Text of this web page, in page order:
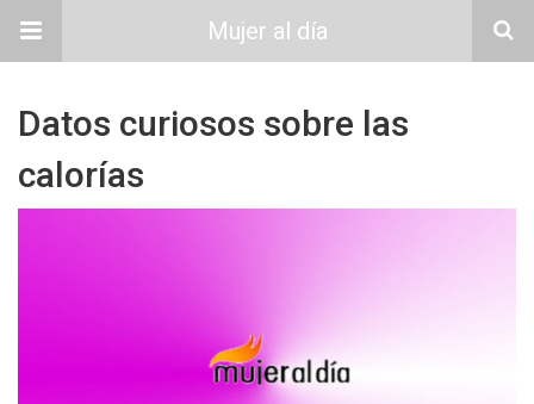
Mujer al día
Datos curiosos sobre las
calorías